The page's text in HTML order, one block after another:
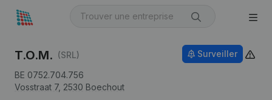
T.O.M. (SRL)
BE 0752.704.756
Vosstraat 7, 2530 Boechout
Surveiller